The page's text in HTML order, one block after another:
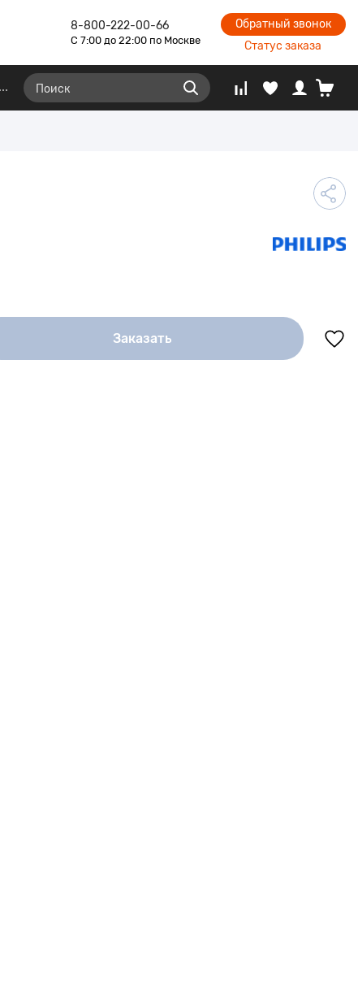
8-800-222-00-66
С 7:00 до 22:00 по Москве
Обратный звонок
Статус заказа
Заказать